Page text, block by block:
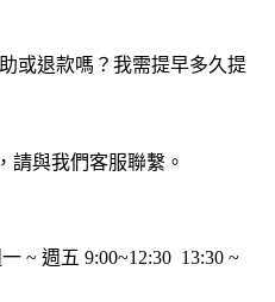
或退款嗎？我需提早多久提
請與我們客服聯繫。
~ 週五 9:00~12:30 13:30 ~